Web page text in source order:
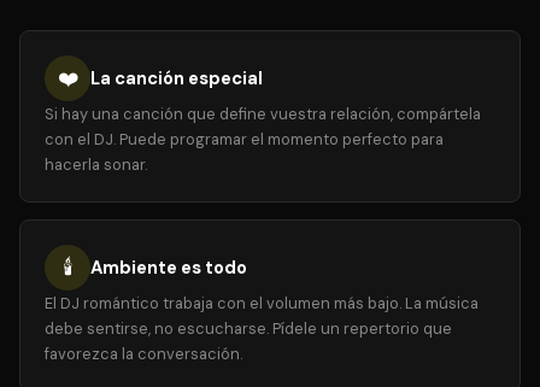
❤️ La canción especial
Si hay una canción que define vuestra relación, compártela
con el DJ. Puede programar el momento perfecto para
hacerla sonar.
🕯️ Ambiente es todo
El DJ romántico trabaja con el volumen más bajo. La música
debe sentirse, no escucharse. Pídele un repertorio que
favorezca la conversación.